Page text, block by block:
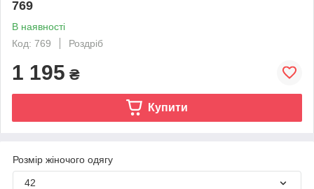
769
В наявності
Код: 769
Роздріб
1 195 ₴
Купити
Розмір жіночого одягу
42